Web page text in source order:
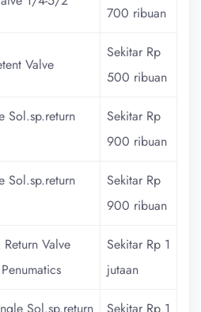
700 ribuan
Valve
Sekitar Rp
500 ribuan
Sol.sp.return
Sekitar Rp
900 ribuan
Sol.sp.return
Sekitar Rp
900 ribuan
Valve
Sekitar Rp 1
jutaan
Sol.sp.return
Sekitar Rp 1